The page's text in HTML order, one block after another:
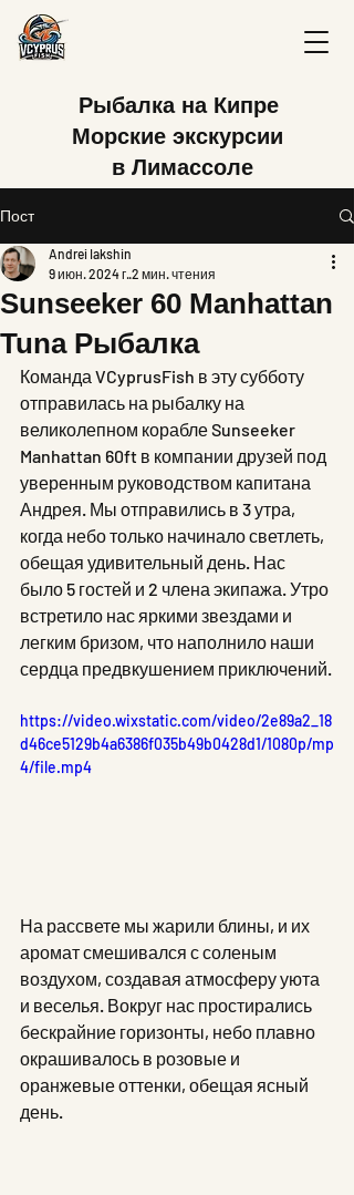
Рыбалка на Кипре
Морские экскурсии
в Лимассоле
Пост
Sunseeker 60 Manhattan
Tuna Рыбалка
Andrei Iakshin
9 июн. 2024 г.2 мин. чтения
Команда VCyprusFish в эту субботу
отправилась на рыбалку на
великолепном корабле Sunseeker
Manhattan 60ft в компании друзей под
уверенным руководством капитана
Андрея. Мы отправились в 3 утра,
когда небо только начинало светлеть,
обещая удивительный день. Нас
было 5 гостей и 2 члена экипажа. Утро
встретило нас яркими звездами и
легким бризом, что наполнило наши
сердца предвкушением приключений.
https://video.wixstatic.com/video/2e89a2_18
d46ce5129b4a6386f035b49b0428d1/1080p/mp
4/file.mp4
На рассвете мы жарили блины, и их
аромат смешивался с соленым
воздухом, создавая атмосферу уюта
и веселья. Вокруг нас простирались
бескрайние горизонты, небо плавно
окрашивалось в розовые и
оранжевые оттенки, обещая ясный
день.